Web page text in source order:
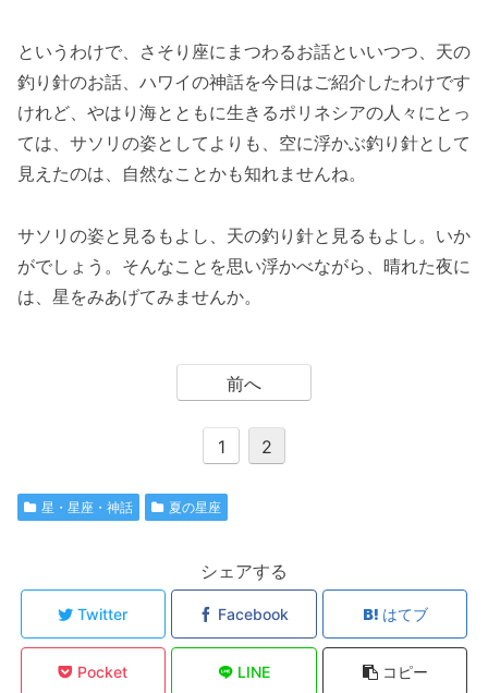
というわけで、さそり座にまつわるお話といいつつ、天の
釣り針のお話、ハワイの神話を今日はご紹介したわけです
けれど、やはり海とともに生きるポリネシアの人々にとっ
ては、サソリの姿としてよりも、空に浮かぶ釣り針として
見えたのは、自然なことかも知れませんね。
サソリの姿と見るもよし、天の釣り針と見るもよし。いか
がでしょう。そんなことを思い浮かべながら、晴れた夜に
は、星をみあげてみませんか。
前へ
1 2
星・星座・神話 夏の星座
シェアする
Twitter Facebook はてブ
Pocket LINE コピー